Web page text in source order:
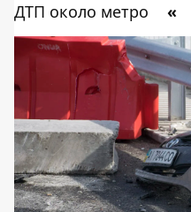
ДТП около метро «